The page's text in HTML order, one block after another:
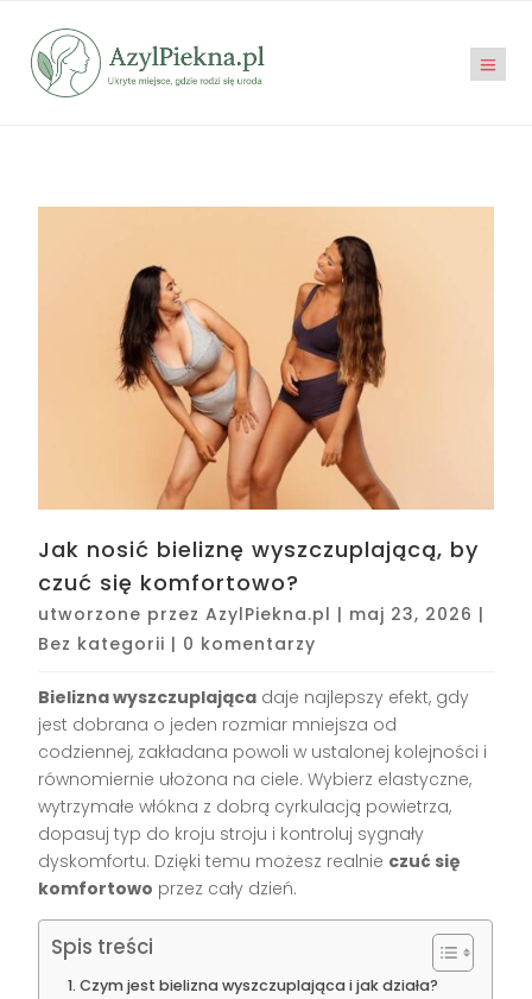
Jak nosić bieliznę wyszczuplającą, by
czuć się komfortowo?
utworzone przezAzylPiekna.pl | maj 23, 2026 |
Bez kategorii | 0 komentarzy
Bielizna wyszczuplająca daje najlepszy efekt, gdy
jest dobrana o jeden rozmiar mniejsza od
codziennej, zakładana powoli w ustalonej kolejności i
równomiernie ułożona na ciele. Wybierz elastyczne,
wytrzymałe włókna z dobrą cyrkulacją powietrza,
dopasuj typ do kroju stroju i kontroluj sygnały
dyskomfortu. Dzięki temu możesz realnie czuć się
komfortowo przez cały dzień.
Spis treści
Czym jest bielizna wyszczuplająca i jak działa?